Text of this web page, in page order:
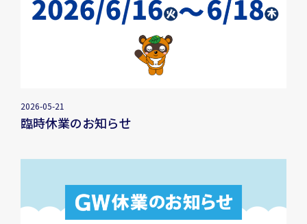
2026-05-21
臨時休業のお知らせ